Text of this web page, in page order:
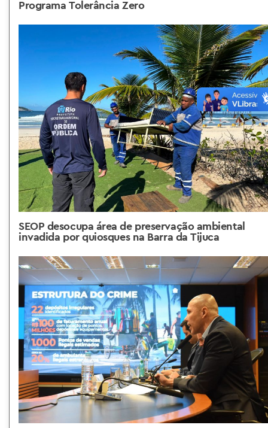
Programa Tolerância Zero
SEOP desocupa área de preservação ambiental
invadida por quiosques na Barra da Tijuca